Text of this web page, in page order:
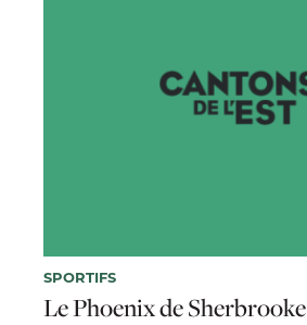
SPORTIFS
Le Phoenix de Sherbrooke